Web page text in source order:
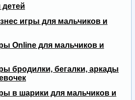
игры для мальчиков и
Online для мальчиков и
бродилки, бегалки, аркады
в шарики для мальчиков и